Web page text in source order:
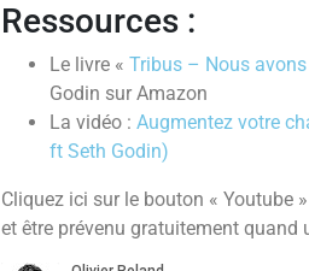
Ressources :
Le livre « Tribus – Nous
Godin sur Amazon
La vidéo : Augmentez votre
ft Seth Godin)
Cliquez ici sur le bouton « Youtube
et être prévenu gratuitement quand